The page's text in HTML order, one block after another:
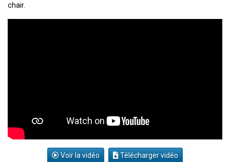
chair.
Voir la vidéo Télécharger vidéo